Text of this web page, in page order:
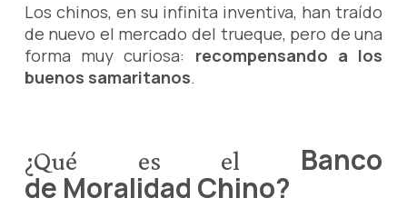
Los chinos, en su infinita inventiva, han traído
de nuevo el mercado del trueque, pero de una
forma muy curiosa: recompensando a los
buenos samaritanos.
¿Qué es el Banco
de Moralidad Chino?